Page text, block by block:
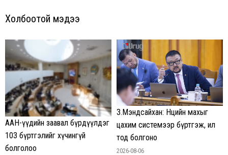
Холбоотой мэдээ
ААН-үүдийн заавал бүрдүүлдэг
103 бүртгэлийг хүчингүй
болголоо
З.Мэндсайхан: Нөөцийн махыг
цахим системээр бүртгэж, ил
тод болгоно
2026-08-06